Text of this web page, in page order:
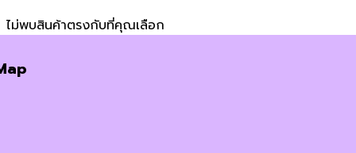
ไม่พบสินค้าตรงกับที่คุณเลือก